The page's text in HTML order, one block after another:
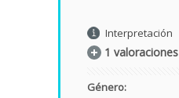
Interpretación
1 valoraciones
Género: